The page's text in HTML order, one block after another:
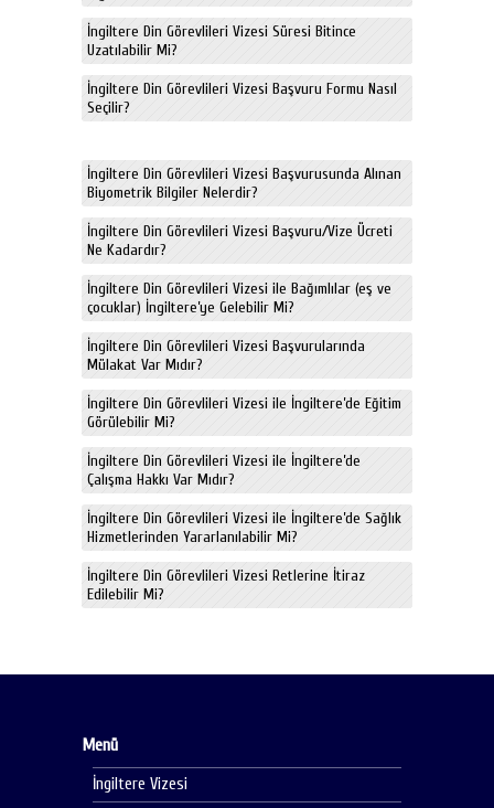
İngiltere Din Görevlileri Vizesi Süresi Bitince
Uzatılabilir Mi?
İngiltere Din Görevlileri Vizesi Başvuru Formu Nasıl
Seçilir?
İngiltere Din Görevlileri Vizesi Başvurusunda Alınan
Biyometrik Bilgiler Nelerdir?
İngiltere Din Görevlileri Vizesi Başvuru/Vize Ücreti
Ne Kadardır?
İngiltere Din Görevlileri Vizesi ile Bağımlılar (eş ve
çocuklar) İngiltere’ye Gelebilir Mi?
İngiltere Din Görevlileri Vizesi Başvurularında
Mülakat Var Mıdır?
İngiltere Din Görevlileri Vizesi ile İngiltere’de Eğitim
Görülebilir Mi?
İngiltere Din Görevlileri Vizesi ile İngiltere’de
Çalışma Hakkı Var Mıdır?
İngiltere Din Görevlileri Vizesi ile İngiltere’de Sağlık
Hizmetlerinden Yararlanılabilir Mi?
İngiltere Din Görevlileri Vizesi Retlerine İtiraz
Edilebilir Mi?
Menü
İngiltere Vizesi